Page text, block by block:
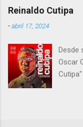
nos
Reinaldo Cutipa
-abril 17, 2024
Desde
Oscar
en la